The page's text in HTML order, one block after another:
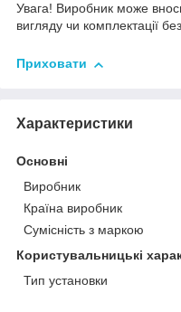
Увага! Виробник може
вигляду чи комплектації
Приховати
Характеристики
Основні
Виробник
Країна виробник
Сумісність з маркою
Користувальницькі
Тип установки